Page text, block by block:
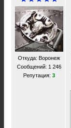
Откуда: Воронеж
Сообщений: 1 246
Репутация: 3